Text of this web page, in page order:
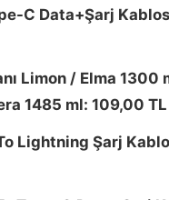
C Data+Şarj
Limon / Elma 1300
1485 ml: 109,00 TL
Lightning Şarj